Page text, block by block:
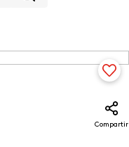
Compartir